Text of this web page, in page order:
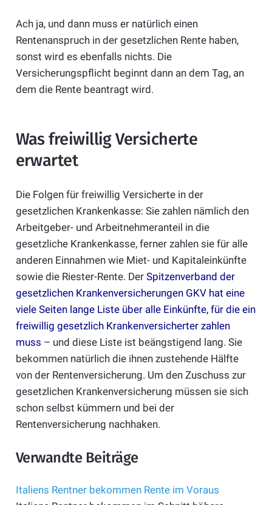
Ach ja, und dann muss er natürlich einen
Rentenanspruch in der gesetzlichen Rente haben,
sonst wird es ebenfalls nichts. Die
Versicherungspflicht beginnt dann an dem Tag, an
dem die Rente beantragt wird.
Was freiwillig Versicherte
erwartet
Die Folgen für freiwillig Versicherte in der
gesetzlichen Krankenkasse: Sie zahlen nämlich den
Arbeitgeber- und Arbeitnehmeranteil in die
gesetzliche Krankenkasse, ferner zahlen sie für alle
anderen Einnahmen wie Miet- und Kapitaleinkünfte
sowie die Riester-Rente. Der Spitzenverband der
gesetzlichen Krankenversicherungen GKV hat eine
viele Seiten lange Liste über alle Einkünfte, für die ein
freiwillig gesetzlich Krankenversicherter zahlen
muss – und diese Liste ist beängstigend lang. Sie
bekommen natürlich die ihnen zustehende Hälfte
von der Rentenversicherung. Um den Zuschuss zur
gesetzlichen Krankenversicherung müssen sie sich
schon selbst kümmern und bei der
Rentenversicherung nachhaken.
Verwandte Beiträge
Italiens Rentner bekommen Rente im Voraus